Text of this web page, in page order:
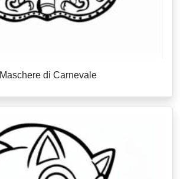
Maschere di Carnevale